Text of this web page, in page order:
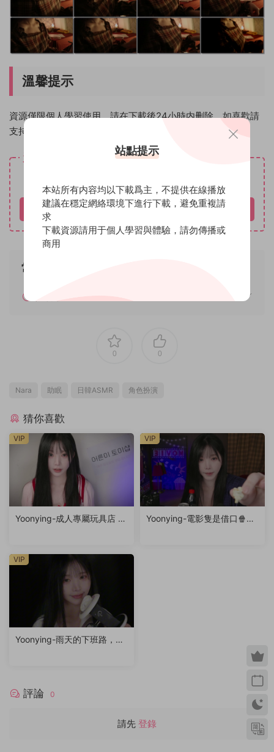
溫馨提示
資源僅限個人學習使用，請在下載後24小時内删除。如喜歡請
支持原創作者！
資源下載
立即購買
常見問題
0 0
Nara 助眠 日韓ASMR 角色扮演
猜你喜歡
Yoonying-成人專屬玩具店 R
VIP
Yoonying-電影隻是借口🍿（f
VIP
Yoonying-雨天的下班路，你
VIP
評論 0
請先 登錄
站點提示
本站所有内容均以下載爲主，不提供在線播放
建議在穩定網絡環境下進行下載，避免重複請
求
下載資源請用于個人學習與體驗，請勿傳播或
商用